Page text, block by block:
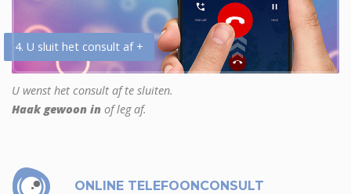
4. U sluit het consult af +
U wenst het consult af te sluiten.
Haak gewoon in of leg af.
ONLINE TELEFOONCONSULT